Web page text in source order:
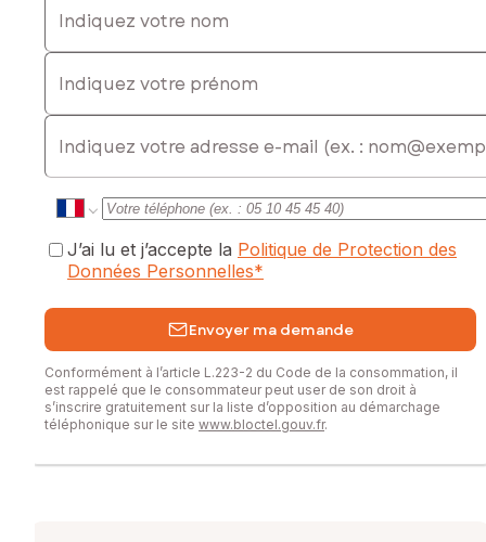
Indiquez votre prénom
E-mail
J’ai lu et j’accepte la Politique de Protection des
Données Personnelles*
Envoyer ma demande
Conformément à l’article L.223-2 du Code de la consommation, il
est rappelé que le consommateur peut user de son droit à
s’inscrire gratuitement sur la liste d’opposition au démarchage
téléphonique sur le site www.bloctel.gouv.fr.